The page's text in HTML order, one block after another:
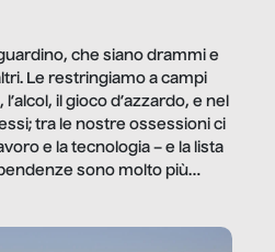
che siano drammi e
Le restringiamo a campi
il gioco d’azzardo, e nel
tra le nostre ossessioni ci
e la tecnologia – e la lista
sono molto più
reportage vediamo